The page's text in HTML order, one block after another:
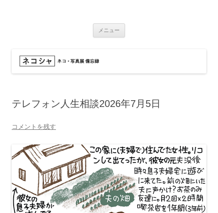
メニュー
テレフォン人生相談2026年7月5日
コメントを残す